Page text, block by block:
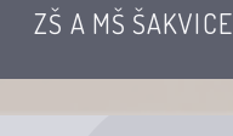
ZŠ A MŠ ŠAKVICE